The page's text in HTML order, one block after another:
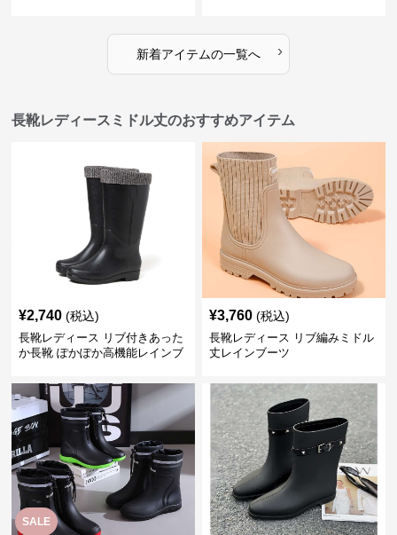
新着アイテムの一覧へ ›
長靴レディースミドル丈のおすすめアイテム
¥2,740 (税込)
長靴レディース リブ付きあった
か長靴 ぽかぽか高機能レインブ
¥3,760 (税込)
長靴レディース リブ編みミドル
丈レインブーツ
SALE